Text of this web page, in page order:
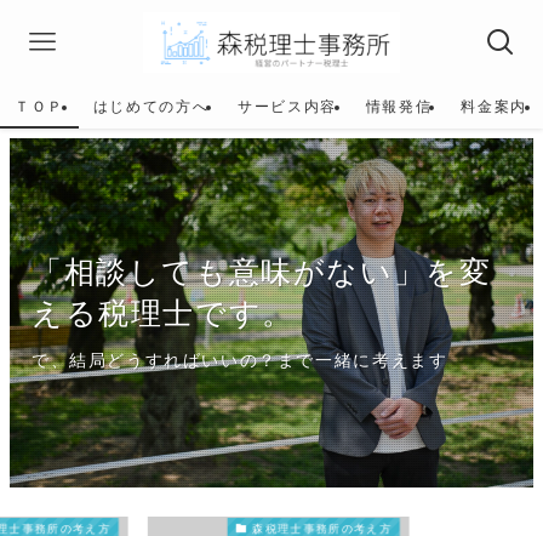
ＴＯＰ はじめての方へ サービス内容 情報発信 料金案内
「相談しても意味がない」を変
える税理士です。
で、結局どうすればいいの？まで一緒に考えます
事務所の考え方 森税理士事務所の考え方